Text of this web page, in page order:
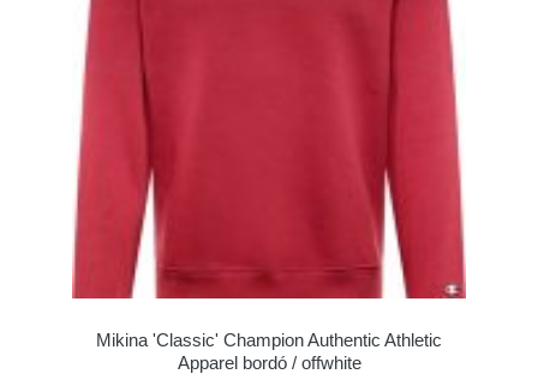
Mikina 'Classic' Champion Authentic Athletic
Apparel bordó / offwhite